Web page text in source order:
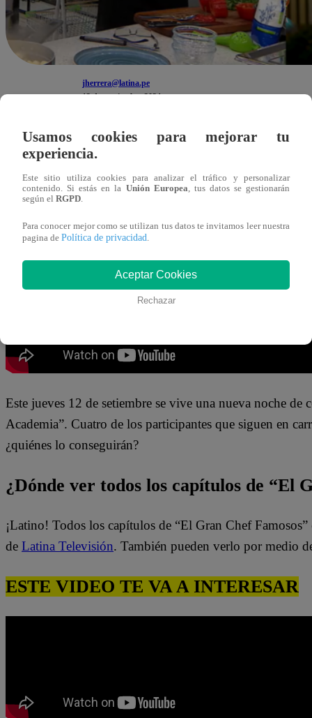
jherrera@latina.pe
12 de septiembre 2024
José Peláez confesó el secreto mayor guardado de
presentador.
“¿Podríamos hacer eso?”,fue el pedido que le hizo
nadie en el set lo reconoció.
Este jueves 12 de setiembre se vive una nueva noche
Academia”. Cuatro de los participantes que siguen en
¿quiénes lo conseguirán?
¿Dónde ver todos los capítulos de “El
¡Latino! Todos los capítulos de “El Gran Chef
de Latina Televisión. También pueden verlo por medio
ESTE VIDEO TE VA A INTERESAR
Usamos cookies para mejorar tu
experiencia.
Este sitio utiliza cookies para analizar el tráfico y personalizar
contenido. Si estás en la Unión Europea, tus datos se gestionarán
según el RGPD.
Para conocer mejor como se utilizan tus datos te invitamos leer nuestra
pagina de Política de privacidad.
Aceptar Cookies
Rechazar